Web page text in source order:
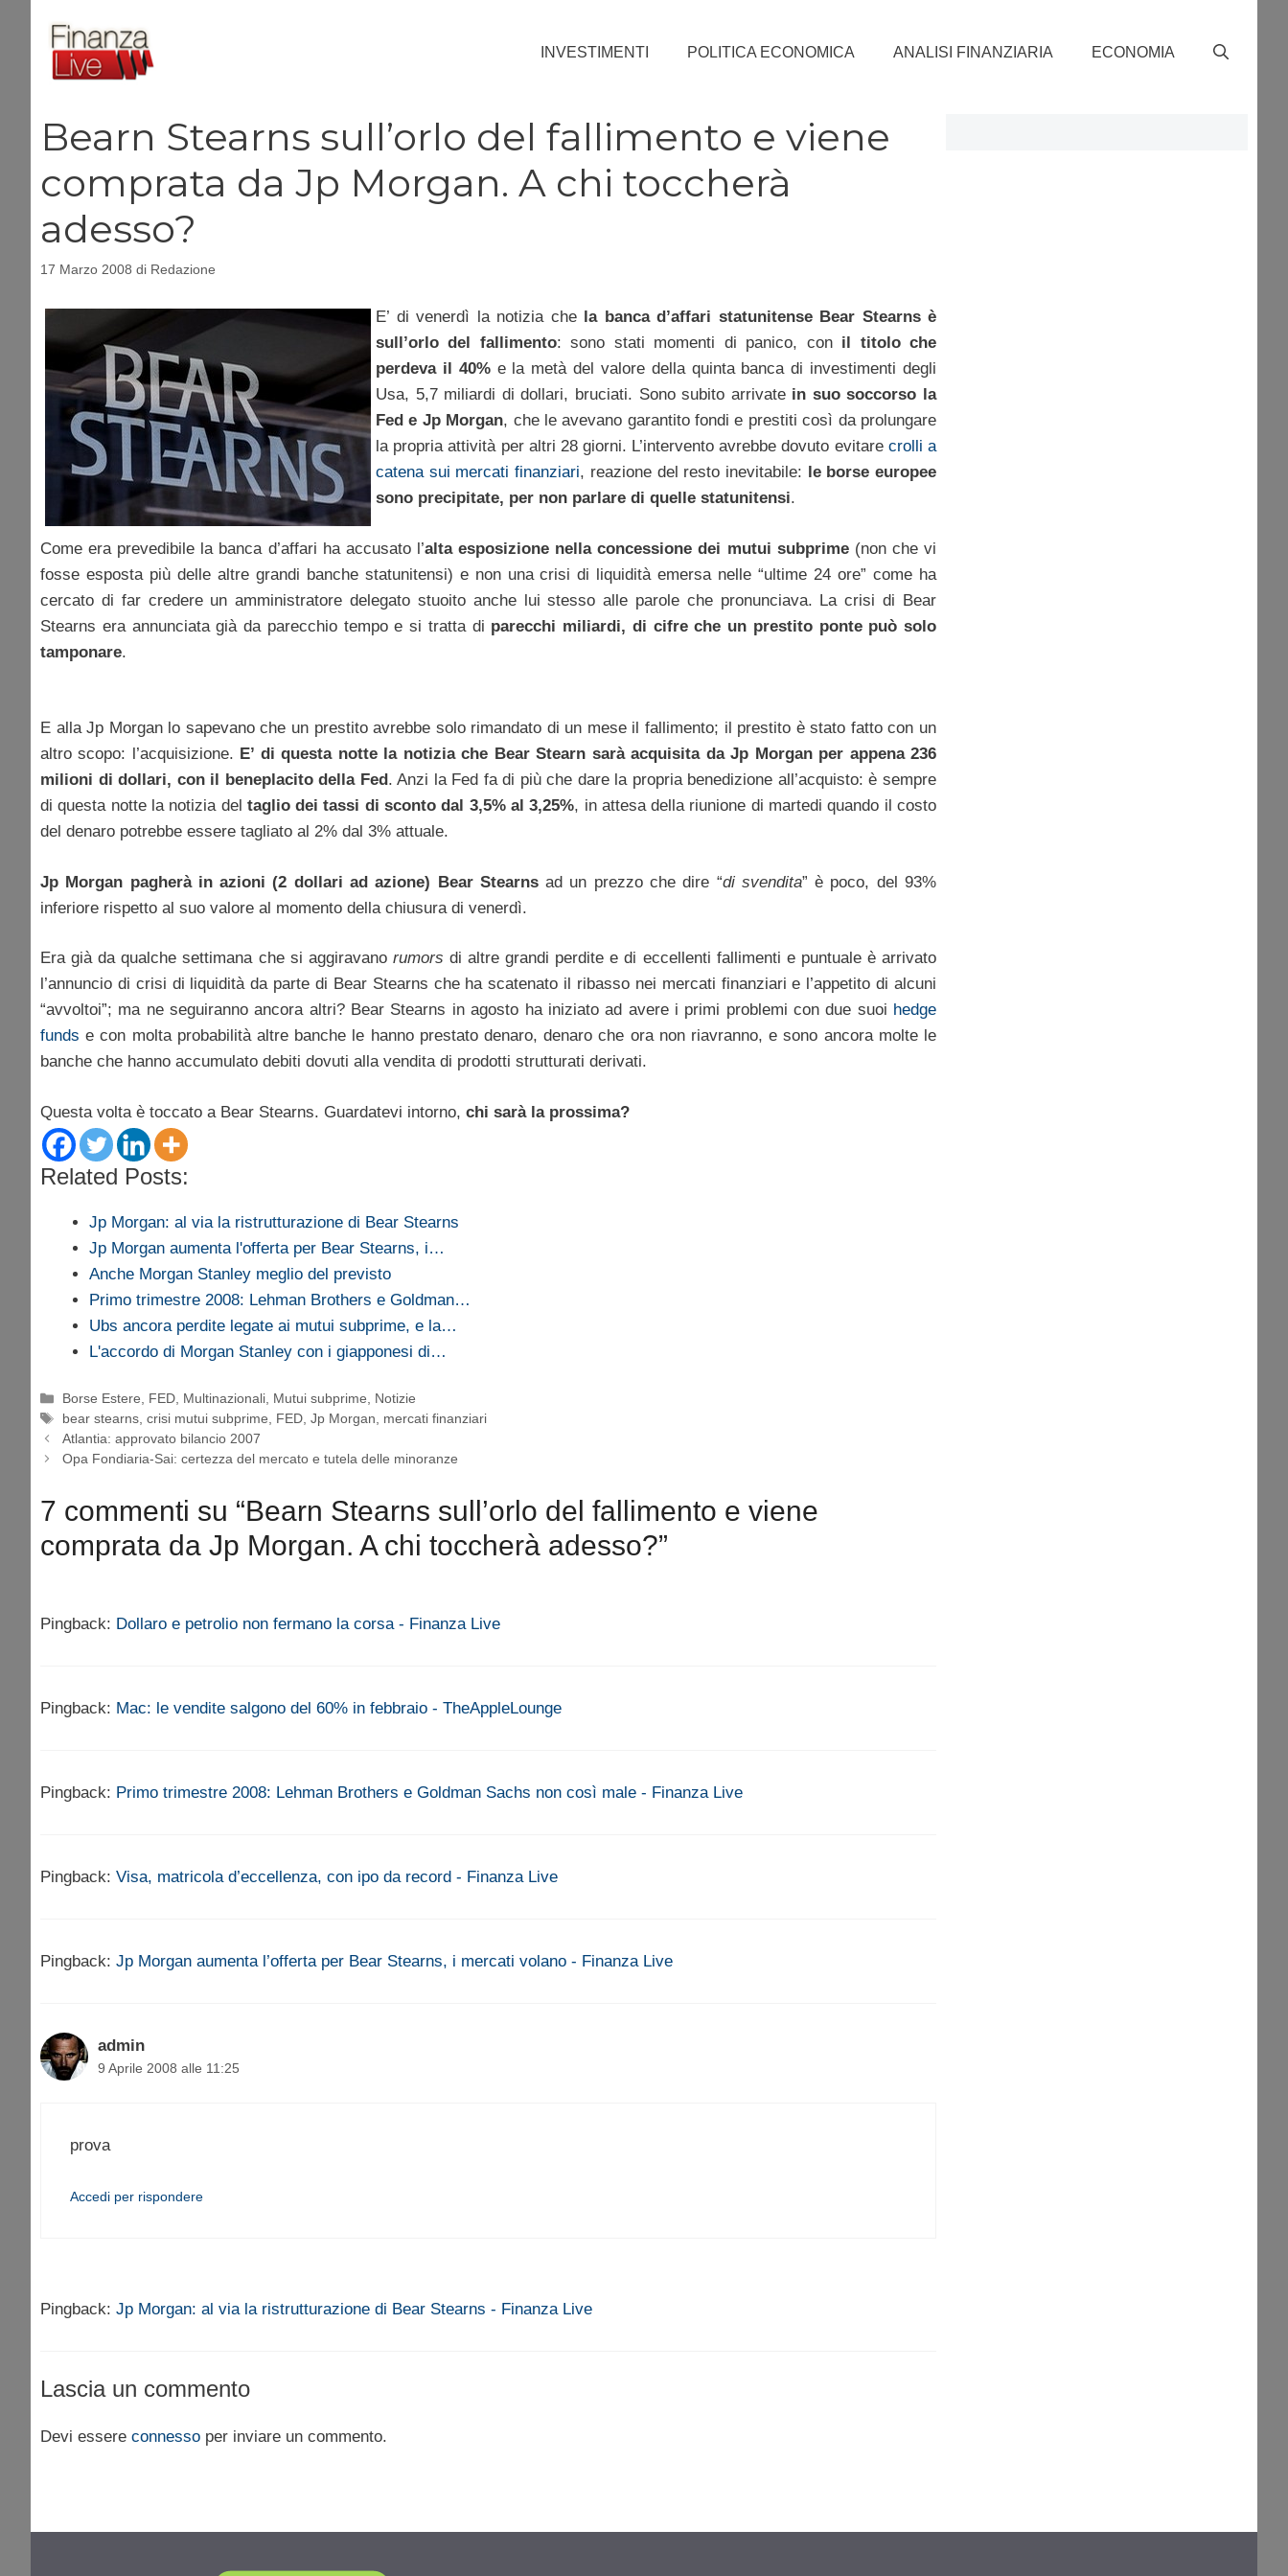
contenuto
INVESTIMENTI POLITICA ECONOMICA ANALISI FINANZIARIA ECONOMIA
Bearn Stearns sull’orlo del fallimento e viene
comprata da Jp Morgan. A chi toccherà
adesso?
17 Marzo 2008 di Redazione
E’ di venerdì la notizia che
la banca d’affari statunitense Bear Stearns è
sull’orlo del fallimento: sono stati momenti di panico, conil titolo che
perdeva il 40%e la metà del valore della quinta banca di investimenti degli
Usa, 5,7 miliardi di dollari, bruciati. Sono subito arrivate in suo soccorso la
Fed e Jp Morgan, che le avevano garantito fondi e prestiti così da prolungare
la propria attività per altri 28 giorni. L’intervento avrebbe dovuto evitare crolli a
catena sui mercati finanziari, reazione del resto inevitabile:
le borse europee
sono precipitate, per non parlare di quelle statunitensi.
Come era prevedibile la banca d’affari ha accusato l’alta esposizione nella concessione dei mutui subprime (non che vi
fosse esposta più delle altre grandi banche statunitensi) e non una crisi di liquidità emersa nelle “ultime 24 ore” come ha
cercato di far credere un amministratore delegato stuoito anche lui stesso alle parole che pronunciava. La crisi di Bear
Stearns era annunciata già da parecchio tempo e si tratta di parecchi miliardi, di cifre che un prestito ponte può solo
tamponare.
E alla Jp Morgan lo sapevano che un prestito avrebbe solo rimandato di un mese il fallimento; il prestito è stato fatto con un
altro scopo: l’acquisizione. E’ di questa notte la notizia che Bear Stearn sarà acquisita da Jp Morgan per appena 236
milioni di dollari, con il beneplacito della Fed . Anzi la Fed fa di più che dare la propria benedizione all’acquisto: è sempre
di questa notte la notizia del taglio dei tassi di sconto dal 3,5% al 3,25%, in attesa della riunione di martedi quando il costo
del denaro potrebbe essere tagliato al 2% dal 3% attuale.
Jp Morgan pagherà in azioni (2 dollari ad azione) Bear Stearnsad un prezzo che dire “di svendita” è poco, del 93%
inferiore rispetto al suo valore al momento della chiusura di venerdì.
Era già da qualche settimana che si aggiravanorumors di altre grandi perdite e di eccellenti fallimenti e puntuale è arrivato
l’annuncio di crisi di liquidità da parte di Bear Stearns che ha scatenato il ribasso nei mercati finanziari e l’appetito di alcuni
“avvoltoi”; ma ne seguiranno ancora altri? Bear Stearns in agosto ha iniziato ad avere i primi problemi con due suoi hedge
funds e con molta probabilità altre banche le hanno prestato denaro, denaro che ora non riavranno, e sono ancora molte le
banche che hanno accumulato debiti dovuti alla vendita di prodotti strutturati derivati.
Questa volta è toccato a Bear Stearns. Guardatevi intorno, chi sarà la prossima?
Related Posts:
Jp Morgan: al via la ristrutturazione di Bear Stearns
Jp Morgan aumenta l'offerta per Bear Stearns, i…
Anche Morgan Stanley meglio del previsto
Primo trimestre 2008: Lehman Brothers e Goldman…
Ubs ancora perdite legate ai mutui subprime, e la…
L'accordo di Morgan Stanley con i giapponesi di…
Categorie
Borse Estere FED Multinazionali Mutui subprime
Notizie
Tag
bear stearns ,crisi mutui subprime FED ,Jp Morgan
mercati finanziari
Atlantia: approvato bilancio 2007
Opa Fondiaria-Sai: certezza del mercato e tutela delle minoranze
7 commenti su “Bearn Stearns sull’orlo del fallimento e viene
comprata da Jp Morgan. A chi toccherà adesso?”
Pingback: Dollaro e petrolio non fermano la corsa - Finanza Live
Pingback: Mac: le vendite salgono del 60% in febbraio - TheAppleLounge
Pingback: Primo trimestre 2008: Lehman Brothers e Goldman Sachs non così male - Finanza Live
Pingback: Visa, matricola d’eccellenza, con ipo da record - Finanza Live
Pingback: Jp Morgan aumenta l’offerta per Bear Stearns, i mercati volano - Finanza Live
admin
9 Aprile 2008 alle 11:25
prova
Accedi per rispondere
Pingback: Jp Morgan: al via la ristrutturazione di Bear Stearns - Finanza Live
Lascia un commento
Devi essere connesso per inviare un commento.